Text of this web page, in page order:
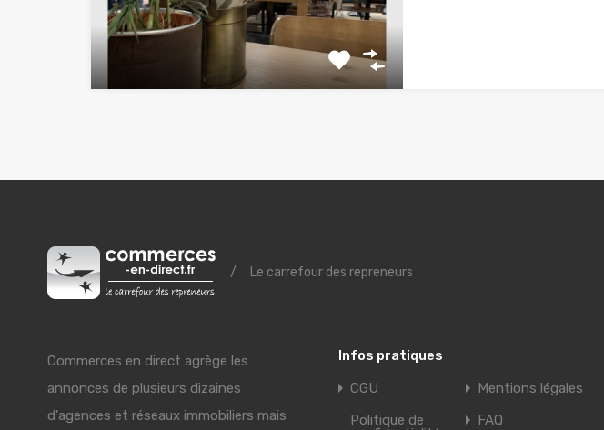
/ Le carrefour des repreneurs
Commerces en direct agrège les
annonces de plusieurs dizaines
d'agences et réseaux immobiliers mais
Infos pratiques
CGU
Mentions légales
Politique de
FAQ